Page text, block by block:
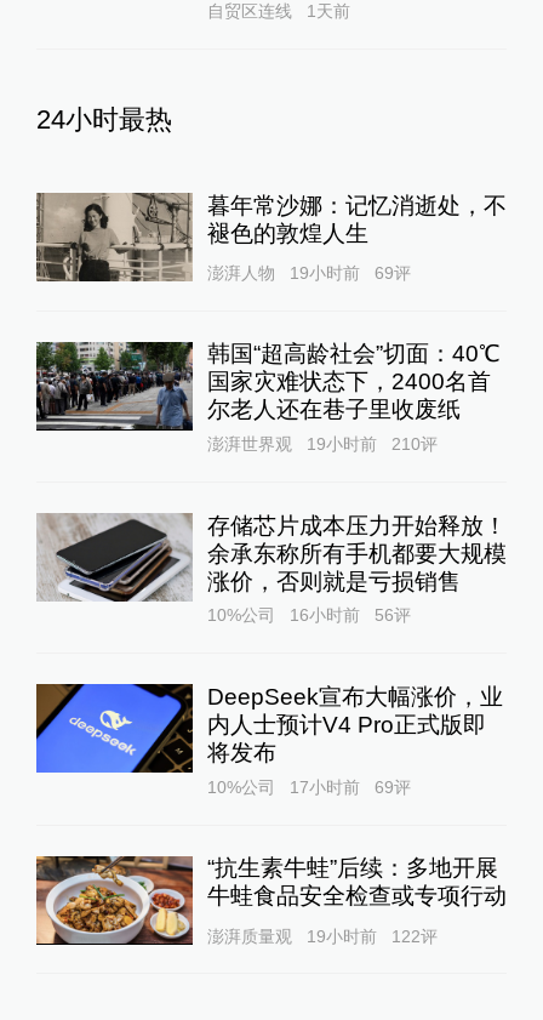
自贸区连线 1天前
24小时最热
暮年常沙娜：记忆消逝处，不
褪色的敦煌人生
澎湃人物 19小时前 69评
韩国“超高龄社会”切面：40℃
国家灾难状态下，2400名首
尔老人还在巷子里收废纸
澎湃世界观 19小时前 210评
存储芯片成本压力开始释放！
余承东称所有手机都要大规模
涨价，否则就是亏损销售
10%公司 16小时前 56评
DeepSeek宣布大幅涨价，业
内人士预计V4 Pro正式版即
将发布
10%公司 17小时前 69评
“抗生素牛蛙”后续：多地开展
牛蛙食品安全检查或专项行动
澎湃质量观 19小时前 122评